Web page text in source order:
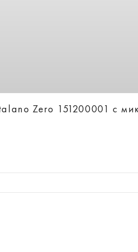
Zero 151200001 с